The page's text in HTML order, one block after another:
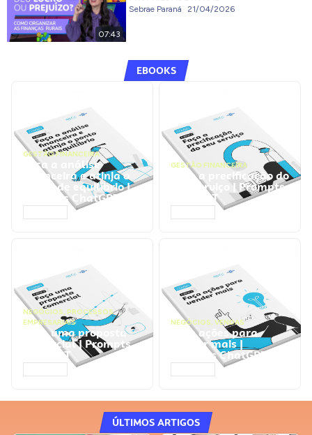
07:43
Sebrae Paraná 21/04/2026
EBOOKS
GESTÃO FINANCEIRA
Faça a análise
financeira e atinja o
ponto de equilíbrio |
Prompts ChatGPT
GESTÃO FINANCEIRA
Faça a precificação do
seu serviço | Prompts
ChatGPT
NEGÓCIOS, PROCESSOS
EMPRESARIAIS
Faça uma proposta
comercial | Prompts
ChatGPT
NEGÓCIOS, VENDAS
Faça ações para
vender mais |
Prompts ChatGPT
ÚLTIMOS ARTIGOS